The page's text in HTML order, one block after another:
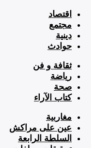
اقتصاد
مجتمع
دينية
حوادث
ثقافة و فن
رياضة
صحة
كتاب الآراء
مغاربية
عين على مراكش
السلطة الرابعة